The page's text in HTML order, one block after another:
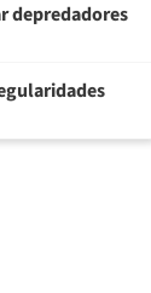
depredadores